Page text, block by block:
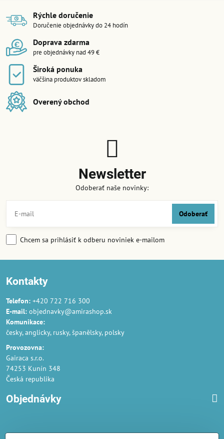
Rýchle doručenie
Doručenie objednávky do 24 hodín
Doprava zdarma
pre objednávky nad 49 €
Široká ponuka
väčšina produktov skladom
Overený obchod
Newsletter
Odoberať naše novinky:
Odoberať
Chcem sa prihlásiť k odberu noviniek e-mailom
Kontakty
Telefon: +420 722 716 300
E-mail: objednavky@amirashop.sk
Komunikace:
česky, anglicky, rusky, španělsky, polsky
Provozovna:
Gairaca s.r.o.
74253 Kunín 348
Česká republika
Objednávky